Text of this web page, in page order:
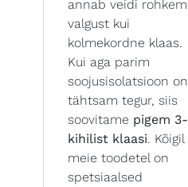
annab veidi rohkem
valgust kui
kolmekordne klaas.
Kui aga parim
soojusisolatsioon on
tähtsam tegur, siis
soovitame pigem 3-
kihilist klaasi. Kõigil
meie toodetel on
spetsiaalsed